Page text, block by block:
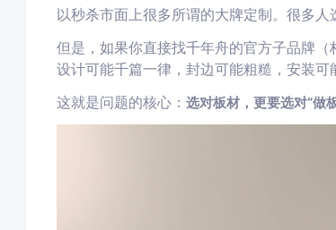
以秒杀市面上很多所谓的大牌定制。很多人
但是，如果你直接找千年舟的官方子品牌（
设计可能千篇一律，封边可能粗糙，安装可
这就是问题的核心： 选对板材，更要选对“做